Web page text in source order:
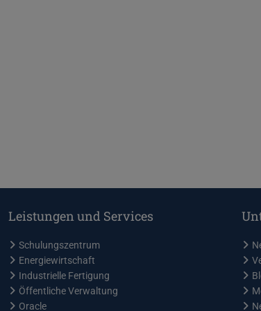
Leistungen und Services
Schulungszentrum
Energiewirtschaft
Industrielle Fertigung
Öffentliche Verwaltung
Oracle